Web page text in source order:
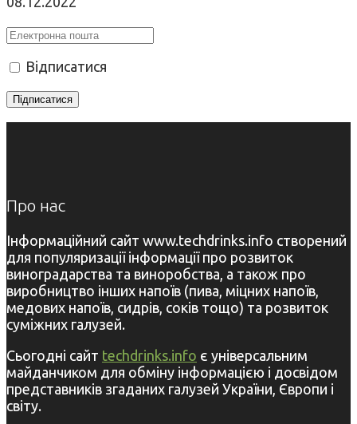
Відписатися
Про нас
Інформаційний сайт www.techdrinks.info створений
для популяризації інформації про розвиток
виноградарства та виноробства, а також про
виробництво інших напоїв (пива, міцних напоїв,
медових напоїв, сидрів, соків тощо) та розвиток
суміжних галузей.
Сьогодні сайт techdrinks.info є універсальним
майданчиком для обміну інформацією і досвідом
представників згаданих галузей України, Європи і
світу.